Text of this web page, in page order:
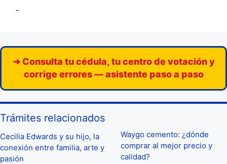
-
➜ Consulta tu cédula, tu centro de votación y
corrige errores — asistente paso a paso
Trámites relacionados
Cecilia Edwards y su hijo, la
conexión entre familia, arte y
pasión
Waygo cemento: ¿dónde
comprar al mejor precio y
calidad?